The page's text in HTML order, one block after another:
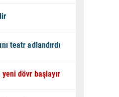
teatr adlandırdı
yeni dövr başlayır